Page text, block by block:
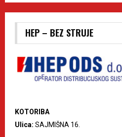
HEP – BEZ STRUJE
KOTORIBA
Ulica: SAJMIŠNA 16.